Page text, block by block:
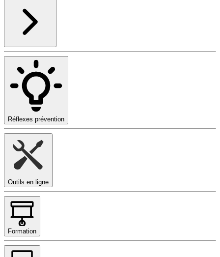
Réflexes prévention
Outils en ligne
Formation